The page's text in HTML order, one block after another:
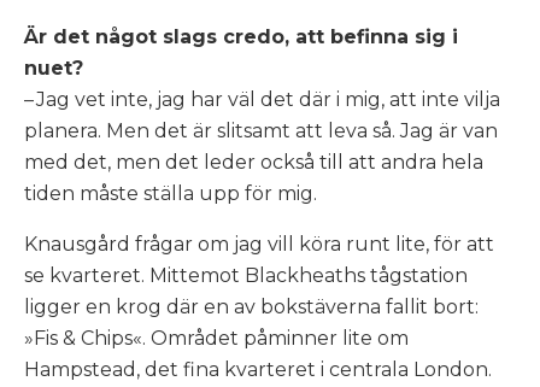
Är det något slags credo, att befinna sig i
nuet?
– Jag vet inte, jag har väl det där i mig, att inte vilja
planera. Men det är slitsamt att leva så. Jag är van
med det, men det leder också till att andra hela
tiden måste ställa upp för mig.
Knausgård frågar om jag vill köra runt lite, för att
se kvarteret. Mittemot Blackheaths tågstation
ligger en krog där en av bokstäverna fallit bort:
»Fis & Chips«. Området påminner lite om
Hampstead, det fina kvarteret i centrala London.